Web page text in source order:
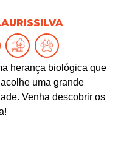
herança biológica que
uma grande
Venha descobrir os